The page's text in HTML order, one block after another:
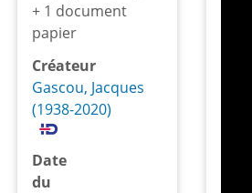
+ 1 document
papier
Créateur
Gascou, Jacques
(1938-2020)
Date
du